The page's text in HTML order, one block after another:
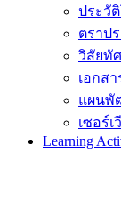
ประวั
ตราป
วิสัยทั
เอกส
แผนพั
เซอร์
Learning